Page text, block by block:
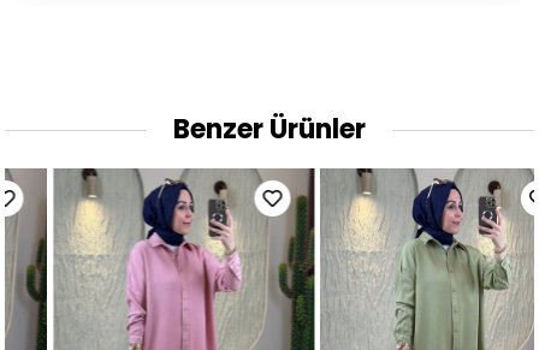
Benzer Ürünler